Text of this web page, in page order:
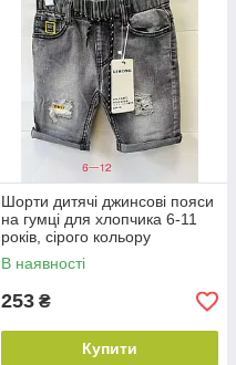
Шорти дитячі джинсові пояси
на гумці для хлопчика 6-11
років, сірого кольору
В наявності
253 ₴
Купити